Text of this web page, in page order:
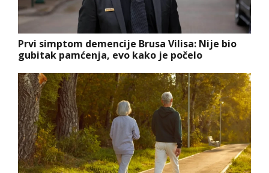
Prvi simptom demencije Brusa Vilisa: Nije bio
gubitak pamćenja, evo kako je počelo